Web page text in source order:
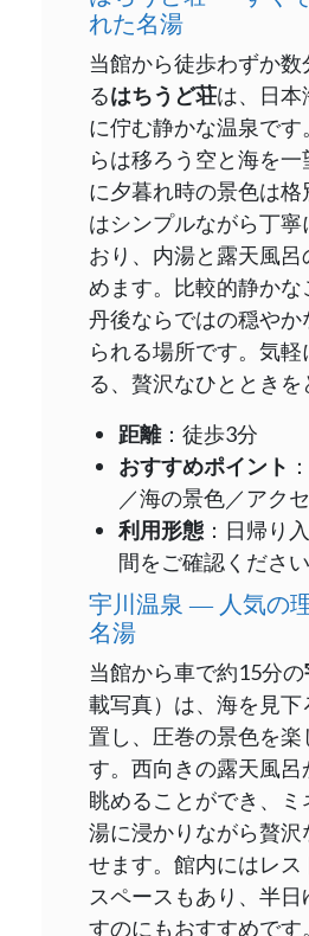
れた名湯
当館から徒歩わずか数
るはちうど荘は、日本
に佇む静かな温泉で
らは移ろう空と海を一
に夕暮れ時の景色は格
はシンプルながら丁寧
おり、内湯と露天風呂
めます。比較的静かな
丹後ならではの穏やか
られる場所です。気
る、贅沢なひとときを
距離：徒歩3分
おすすめポイント
／海の景色／アク
利用形態 ：日帰り
間をご確認ください
宇川温泉 ― 人気の
名湯
当館から車で約15分の
載写真）は、海を見下
置し、圧巻の景色を
す。西向きの露天風呂
眺めることができ、ミ
湯に浸かりながら贅
せます。館内にはレス
スペースもあり、半
すのにもおすすめで